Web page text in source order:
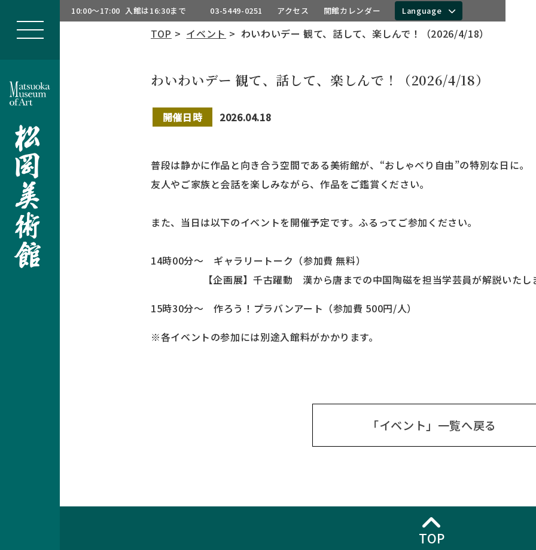
10:00～17:00 入館は16:30まで 03-5449-0251 アクセス 開館カレンダー Language
TOP > イベント > わいわいデー 観て、話して、楽しんで！（2026/4/18）
わいわいデー 観て、話して、楽しんで！（2026/4/18）
開催日時 2026.04.18
普段は静かに作品と向き合う空間である美術館が、“おしゃべり自由”の特別な日に。
友人やご家族と会話を楽しみながら、作品をご鑑賞ください。
また、当日は以下のイベントを開催予定です。ふるってご参加ください。
14時00分～ ギャラリートーク（参加費 無料）
【企画展】千古躍動 漢から唐までの中国陶磁を担当学芸員が解説いたし
15時30分～ 作ろう！プラバンアート（参加費 500円/人）
※各イベントの参加には別途入館料がかかります。
「イベント」一覧へ戻る
TOP